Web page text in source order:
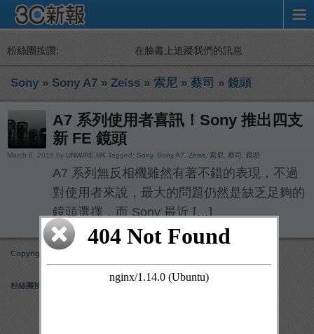
粉絲團按讚: 在臉書上追蹤我們的訊息
Sony » Sony A7 » Zeiss » 索尼 » 蔡司 » 鏡頭
A7 系列使用者喜訊！Sony 推出四支
新 FE 鏡頭
March 6, 2015 by UNWIRE.HK Tagged: Sony, Sony A7 Zeiss 索尼 蔡司 鏡頭
A7 系列無反相機雖然有著不錯的表現，不過
對使用者來說，最大的問題仍然是缺乏足夠的
鏡頭選擇，而 Sony 最近 […]
Copyright 3C 新報
Obox Mobile Framework created by Obox Design
粉絲團按讚: